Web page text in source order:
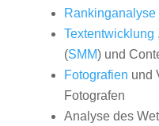
Rankinganalyse
Textentwicklung ,
(SMM) und
Fotografien und
Fotografen
Analyse des